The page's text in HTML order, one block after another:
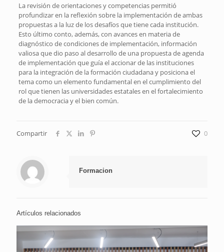
La revisión de orientaciones y competencias permitió
profundizar en la reflexión sobre la implementación de ambas
propuestas a la luz de los desafíos que tiene cada institución.
Esto último conto, además, con avances en materia de
diagnóstico de condiciones de implementación, información
valiosa que dio paso al desarrollo de una propuesta de agenda
de implementación que guía el accionar de las instituciones
para la integración de la formación ciudadana y posiciona el
tema como un elemento fundamental en el cumplimiento del
rol que tienen las universidades estatales en el fortalecimiento
de la democracia y el bien común.
Compartir 0
Formacion
Artículos relacionados